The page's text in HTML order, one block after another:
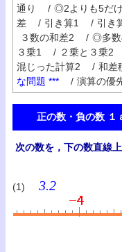
通り
/ ◎2よりも5だ
差
/ 引き算1 / 引き
３数の和差2
/ ◎多数
３乗1
/ ２乗と３乗2
混じった計算2
/ 和差
な問題 ***
/ 演算の優
正の数・負の数 １
次の数を，下の数直線
(1) 3.2